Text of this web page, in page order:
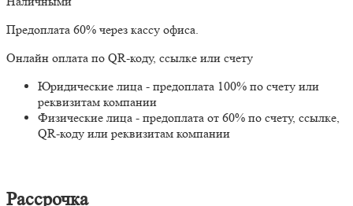
Предоплата 60% через кассу офиса.
Онлайн оплата по QR-коду, ссылке или счету
Юридические лица - предоплата 100% по счету или
реквизитам компании
Физические лица - предоплата от 60% по счету, ссылке,
QR-коду или реквизитам компании
Рассрочка